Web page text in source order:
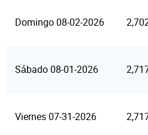
Domingo 08-02-2026
Sábado 08-01-2026
Viernes 07-31-2026